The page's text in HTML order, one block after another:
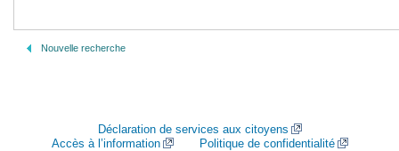
Nouvelle recherche
Déclaration de services aux citoyens
Accès à l’information
Politique de confidentialité